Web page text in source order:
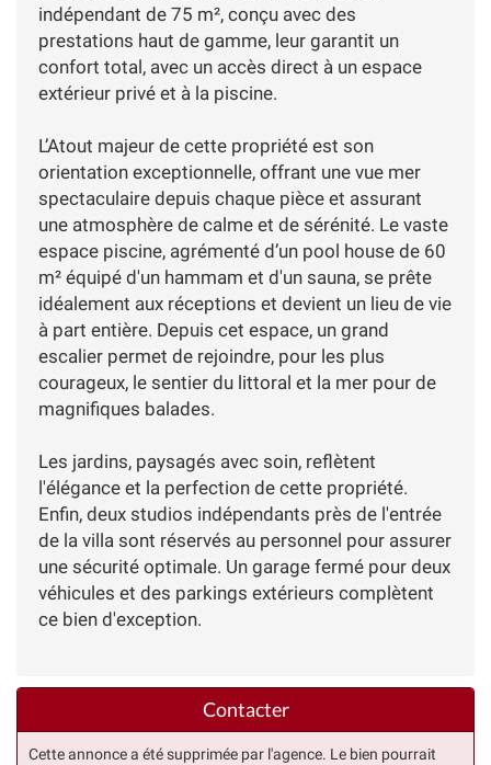
indépendant de 75 m², conçu avec des
prestations haut de gamme, leur garantit un
confort total, avec un accès direct à un espace
extérieur privé et à la piscine.
L’Atout majeur de cette propriété est son
orientation exceptionnelle, offrant une vue mer
spectaculaire depuis chaque pièce et assurant
une atmosphère de calme et de sérénité. Le vaste
espace piscine, agrémenté d’un pool house de 60
m² équipé d'un hammam et d'un sauna, se prête
idéalement aux réceptions et devient un lieu de vie
à part entière. Depuis cet espace, un grand
escalier permet de rejoindre, pour les plus
courageux, le sentier du littoral et la mer pour de
magnifiques balades.
Les jardins, paysagés avec soin, reflètent
l'élégance et la perfection de cette propriété.
Enfin, deux studios indépendants près de l'entrée
de la villa sont réservés au personnel pour assurer
une sécurité optimale. Un garage fermé pour deux
véhicules et des parkings extérieurs complètent
ce bien d'exception.
Contacter
Cette annonce a été supprimée par l'agence. Le bien pourrait